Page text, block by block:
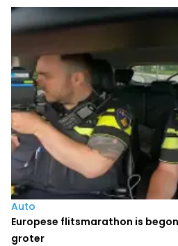
Auto
Europese flitsmarathon is
groter